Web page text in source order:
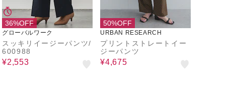
36%OFF
グローバルワーク
スッキリイージーパンツ/
600988
¥2,553
50%OFF
URBAN RESEARCH
プリントストレートイー
ジーパンツ
¥4,675